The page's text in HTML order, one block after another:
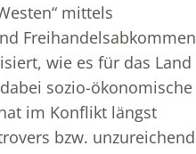
mittels
Freihandelsabkommen
wie es für das Land
sozio-ökonomische
im Konflikt längst
bzw. unzureichend